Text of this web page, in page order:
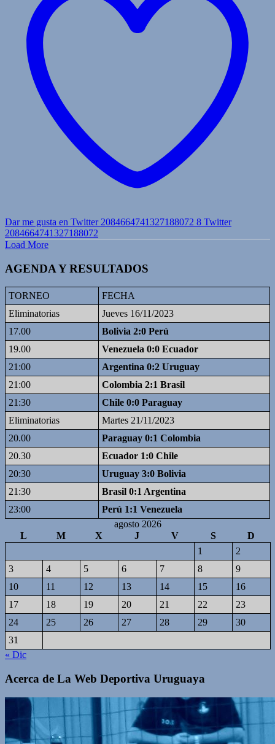
Dar me gusta en Twitter 2084664741327188072 8 Twitter
2084664741327188072
Load More
AGENDA Y RESULTADOS
TORNEO
FECHA
Eliminatorias
Jueves 16/11/2023
17.00
Bolivia 2:0 Perú
19.00
Venezuela 0:0 Ecuador
21:00
Argentina 0:2 Uruguay
21:00
Colombia 2:1 Brasil
21:30
Chile 0:0 Paraguay
Eliminatorias
Martes 21/11/2023
20.00
Paraguay 0:1 Colombia
20.30
Ecuador 1:0 Chile
20:30
Uruguay 3:0 Bolivia
21:30
Brasil 0:1 Argentina
23:00
Perú 1:1 Venezuela
agosto 2026
L
M X J V S
D
1
2
3
4 5 6 7 8
9
10
11 12 13 14 15
16
17
18 19 20 21 22
23
24
25 26 27 28 29
30
31
« Dic
Acerca de La Web Deportiva Uruguaya